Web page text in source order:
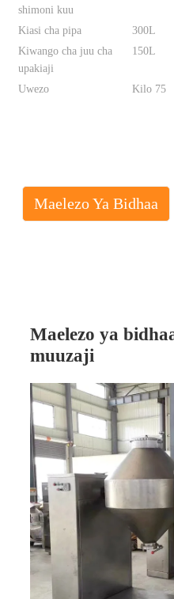
shimoni kuu
Kiasi cha pipa
300L
Kiwango cha juu cha
upakiaji
150L
Uwezo Kilo 75
Maelezo Ya Bidhaa
Maelezo ya
muuzaji